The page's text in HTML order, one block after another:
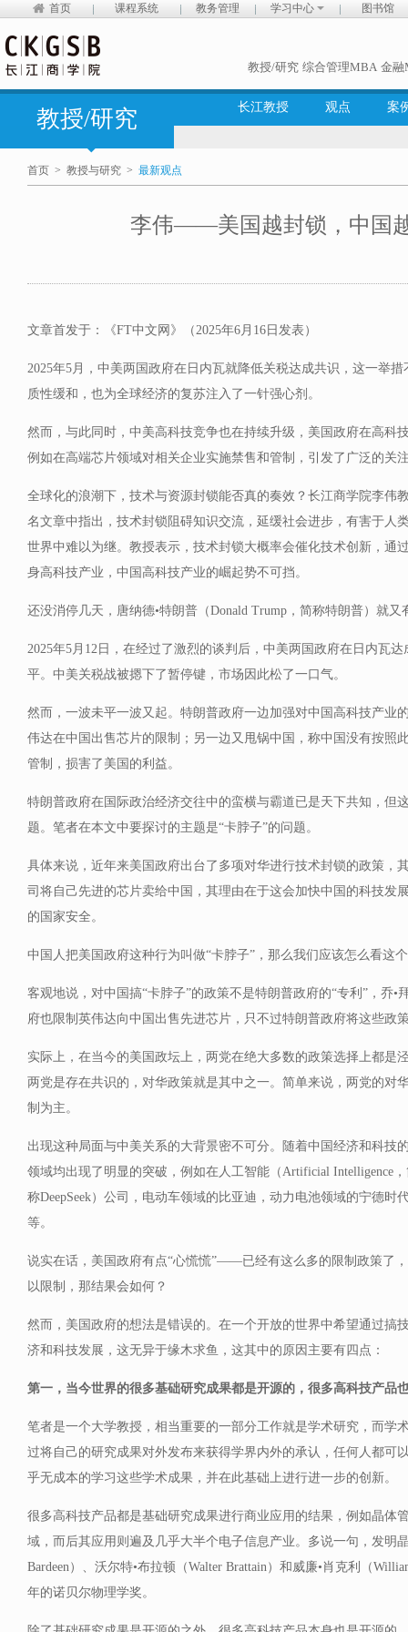
首页 课程系统 教务管理 学习中心 图书馆
教授/研究 综合管理MBA 金融
教授/研究 长江教授 观点 案
首页 > 教授与研究 > 最新观点
李伟——美国越封锁，中国
文章首发于：《FT中文网》（2025年6月16日发表）
2025年5月，中美两国政府在日内瓦就降低关税达成共识，这一举
质性缓和，也为全球经济的复苏注入了一针强心剂。
然而，与此同时，中美高科技竞争也在持续升级，美国政府在高科
例如在高端芯片领域对相关企业实施禁售和管制，引发了广泛的关
全球化的浪潮下，技术与资源封锁能否真的奏效？长江商学院李伟
名文章中指出，技术封锁阻碍知识交流，延缓社会进步，有害于人
世界中难以为继。教授表示，技术封锁大概率会催化技术创新，通
身高科技产业，中国高科技产业的崛起势不可挡。
还没消停几天，唐纳德•特朗普（Donald Trump，简称特朗普）就又
2025年5月12日，在经过了激烈的谈判后，中美两国政府在日内瓦
平。中美关税战被摁下了暂停键，市场因此松了一口气。
然而，一波未平一波又起。特朗普政府一边加强对中国高科技产业
伟达在中国出售芯片的限制；另一边又甩锅中国，称中国没有按照
管制，损害了美国的利益。
特朗普政府在国际政治经济交往中的蛮横与霸道已是天下共知，但
题。笔者在本文中要探讨的主题是“卡脖子”的问题。
具体来说，近年来美国政府出台了多项对华进行技术封锁的政策，
司将自己先进的芯片卖给中国，其理由在于这会加快中国的科技发
的国家安全。
中国人把美国政府这种行为叫做“卡脖子”，那么我们应该怎么看这
客观地说，对中国搞“卡脖子”的政策不是特朗普政府的“专利”，乔•
府也限制英伟达向中国出售先进芯片，只不过特朗普政府将这些政
实际上，在当今的美国政坛上，两党在绝大多数的政策选择上都是
两党是存在共识的，对华政策就是其中之一。简单来说，两党的对
制为主。
出现这种局面与中美关系的大背景密不可分。随着中国经济和科技
领域均出现了明显的突破，例如在人工智能（Artificial Intelligence
称DeepSeek）公司，电动车领域的比亚迪，动力电池领域的宁德时
等。
说实在话，美国政府有点“心慌慌”——已经有这么多的限制政策了
以限制，那结果会如何？
然而，美国政府的想法是错误的。在一个开放的世界中希望通过搞
济和科技发展，这无异于缘木求鱼，这其中的原因主要有四点：
第一，当今世界的很多基础研究成果都是开源的，很多高科技产品
笔者是一个大学教授，相当重要的一部分工作就是学术研究，而学
过将自己的研究成果对外发布来获得学界内外的承认，任何人都可
乎无成本的学习这些学术成果，并在此基础上进行进一步的创新。
很多高科技产品都是基础研究成果进行商业应用的结果，例如晶体
域，而后其应用则遍及几乎大半个电子信息产业。多说一句，发明
Bardeen）、沃尔特•布拉顿（Walter Brattain）和威廉•肖克利（
年的诺贝尔物理学奖。